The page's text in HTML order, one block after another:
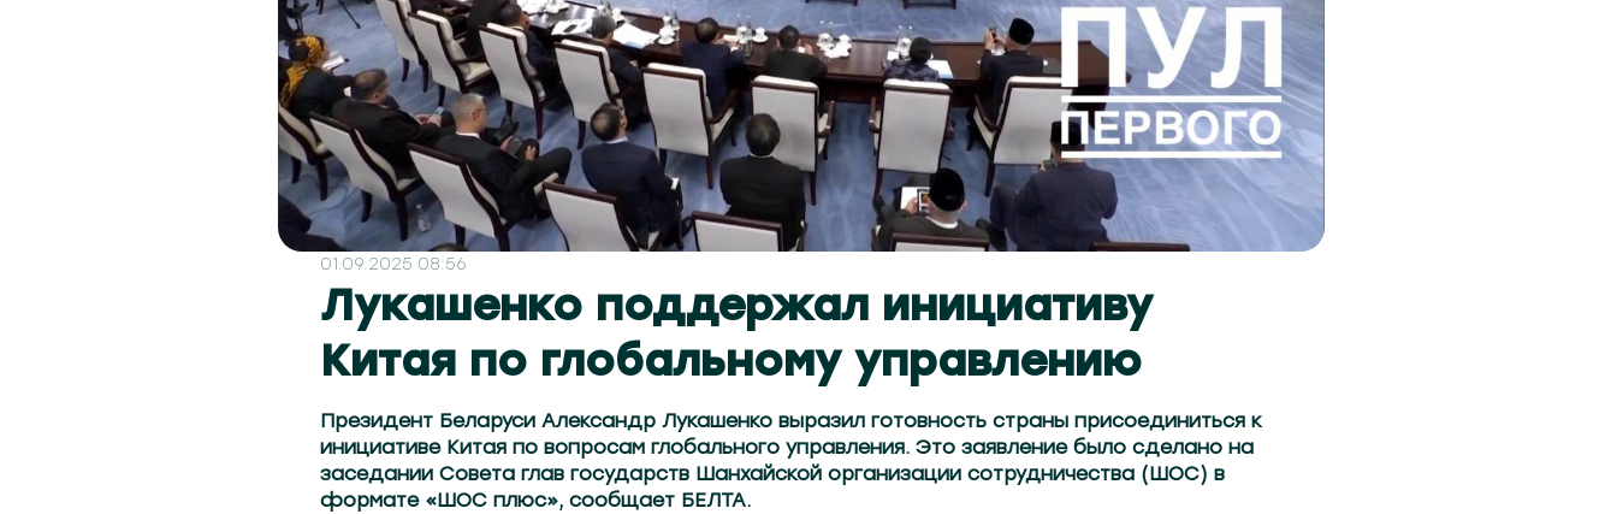
01.09.2025 08:56
Лукашенко поддержал инициативу
Китая по глобальному управлению
Президент Беларуси Александр Лукашенко выразил готовность страны присоединиться к
инициативе Китая по вопросам глобального управления. Это заявление было сделано на
заседании Совета глав государств Шанхайской организации сотрудничества (ШОС) в
формате «ШОС плюс», сообщает БЕЛТА.